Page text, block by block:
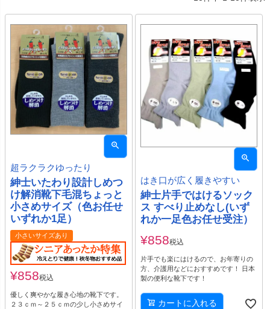
超ラクラクゆったり
紳士いたわり設計しめつ
け解消靴下毛混ちょっと
小さめサイズ（色お任せ
いずれか1足）
小さいサイズあり
¥858税込
優しく爽やかな履き心地の靴下です。
２３ｃｍ～２５ｃｍの少し小さめサイ
はき口が広く履きやすい
紳士片手ではけるソック
ス すべり止めなし(いず
れか一足色お任せ受注）
¥858税込
片手でも楽にはけるので、お年寄りの
方、介護用などにおすすめです！ 日本
製の便利な靴下です！
カートに入れる